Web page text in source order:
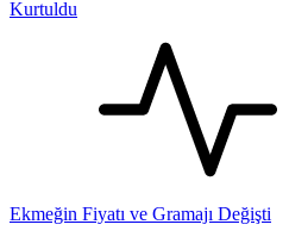
Kurtuldu
Ekmeğin Fiyatı ve Gramajı Değişti